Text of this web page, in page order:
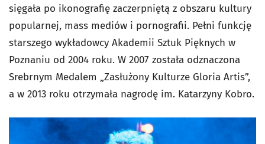
sięgała po ikonografię zaczerpniętą z obszaru kultury
popularnej, mass mediów i pornografii. Pełni funkcję
starszego wykładowcy Akademii Sztuk Pięknych w
Poznaniu od 2004 roku. W 2007 została odznaczona
Srebrnym Medalem „Zasłużony Kulturze Gloria Artis”,
a w 2013 roku otrzymała nagrodę im. Katarzyny Kobro.